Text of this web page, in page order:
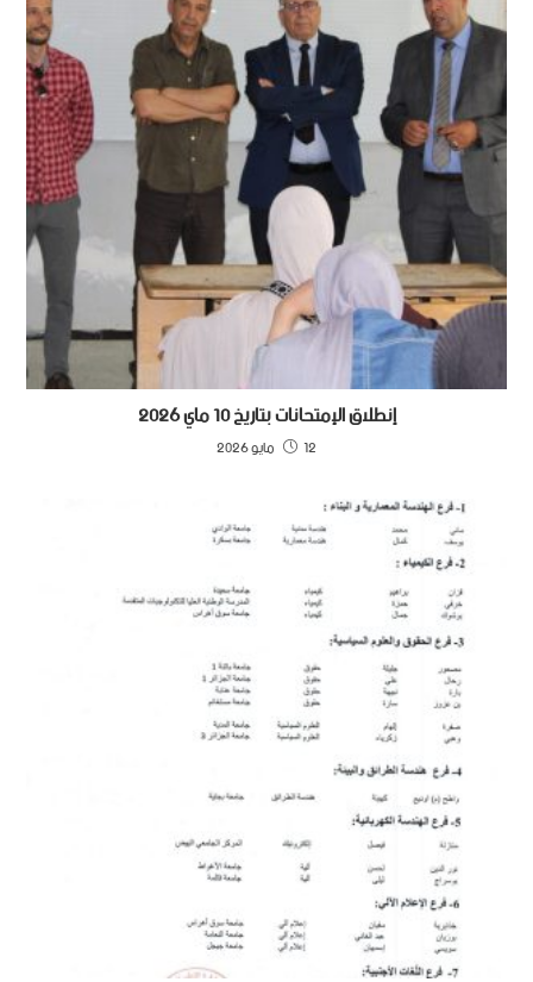
إنطلاق الإمتحانات بتاريخ 10 ماي 2026
12 مايو 2026